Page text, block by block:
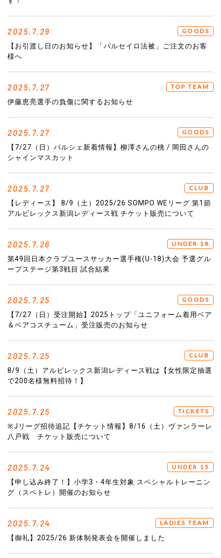
2025.7.29 GOODS
【お引渡し日のお知らせ】「パルセイロ法被」ご注文のお客
様へ
2025.7.27 TOP TEAM
伊藤恵亮選手の負傷に関するお知らせ
2025.7.27 GOODS
【7/27（日）パルシェ新着情報】柳澤さんの桃 / 岡田さんの
シャインマスカット
2025.7.27 CLUB
【レディース】 8/9（土）2025/26 SOMPO WEリーグ 第1節
アルビレックス新潟レディース戦 チケット販売について
2025.7.26 UNDER 18
第49回日本クラブユースサッカー選手権(U-18)大会 予選グル
ープステージ第3戦目 試合結果
2025.7.25 GOODS
【7/27（日）受注開始】2025トップ「ユニフォーム着用ベア
＆ベアコスチューム」受注販売のお知らせ
2025.7.25 CLUB
8/9（土）アルビレックス新潟レディース戦は【女性限定抽選
で200名様無料招待！】
2025.7.25 TICKETS
※Jリーグ招待追記【チケット情報】8/16（土）ヴァンラーレ
八戸戦 チケット販売について
2025.7.24 UNDER 15
【申し込み終了！】小学3・4年生対象 スペシャルトレーニン
グ（スペトレ）開催のお知らせ
2025.7.24 LADIES TEAM
【御礼】2025/26 新体制発表会を開催しました